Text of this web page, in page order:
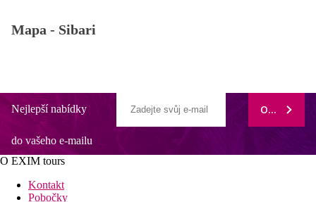
Mapa - Sibari
Nejlepší nabídky
do vašeho e-mailu
ODEBÍRAT
O EXIM tours
Kontakt
Pobočky